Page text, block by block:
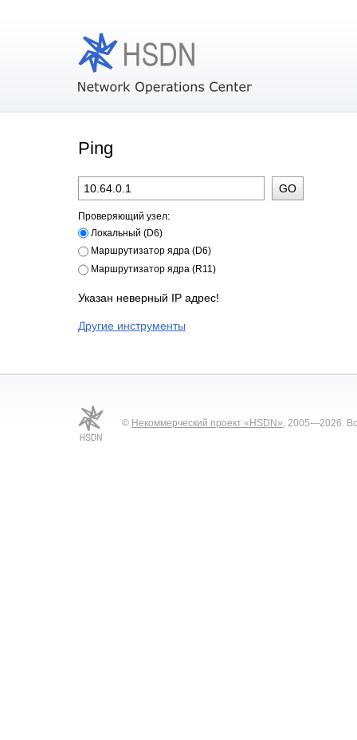
Ping
Проверяющий узел:
Локальный (D6)
Маршрутизатор ядра (D6)
Маршрутизатор ядра (R11)
Указан неверный IP адрес!
Другие инструменты
© Некоммерческий проект «HSDN» , 2005—2026.